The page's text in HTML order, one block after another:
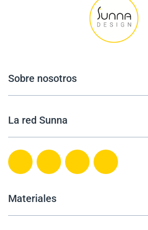
Sobre nosotros
La red Sunna
Materiales